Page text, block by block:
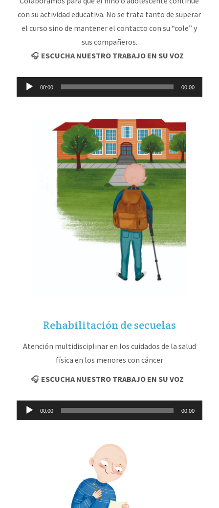
con su actividad educativa. No se trata tanto de superar
el curso sino de mantener el contacto con su “cole” y
sus compañeros.
🎧 ESCUCHA NUESTRO TRABAJO EN SU VOZ
Reproductor
de
00:00 00:00
Rehabilitación de secuelas
Atención multidisciplinar en los cuidados de la salud
física en los menores con cáncer
🎧 ESCUCHA NUESTRO TRABAJO EN SU VOZ
Reproductor
de
00:00 00:00